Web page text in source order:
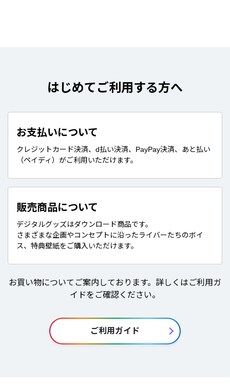
はじめてご利用する方へ
お支払いについて
クレジットカード決済、d払い決済、PayPay決済、あと払い
（ペイディ）がご利用いただけます。
販売商品について
デジタルグッズはダウンロード商品です。
さまざまな企画やコンセプトに沿ったライバーたちのボイ
ス、特典壁紙をご購入いただけます。
お買い物についてご案内しております。詳しくはご利用ガ
イドをご確認ください。
ご利用ガイド